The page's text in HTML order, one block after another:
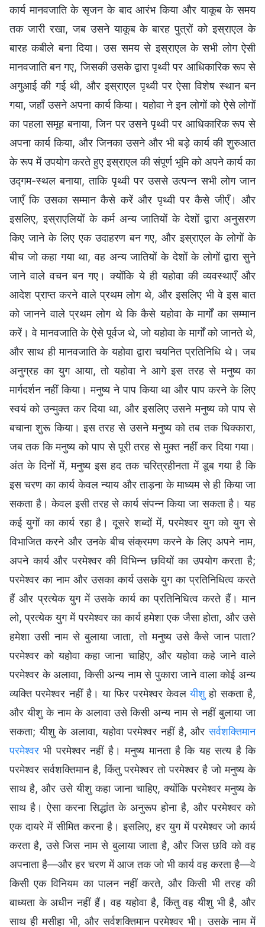
कार्य मानवजाति के सृजन के बाद आरंभ किया और याकूब के समय
तक जारी रखा, जब उसने याकूब के बारह पुत्रों को इस्राएल के
बारह कबीले बना दिया। उस समय से इस्राएल के सभी लोग ऐसी
मानवजाति बन गए, जिसकी उसके द्वारा पृथ्वी पर आधिकारिक रूप से
अगुआई की गई थी, और इस्राएल पृथ्वी पर ऐसा विशेष स्थान बन
गया, जहाँ उसने अपना कार्य किया। यहोवा ने इन लोगों को ऐसे लोगों
का पहला समूह बनाया, जिन पर उसने पृथ्वी पर आधिकारिक रूप से
अपना कार्य किया, और जिनका उसने और भी बड़े कार्य की शुरुआत
के रूप में उपयोग करते हुए इस्राएल की संपूर्ण भूमि को अपने कार्य का
उद्गम-स्थल बनाया, ताकि पृथ्वी पर उससे उत्पन्न सभी लोग जान
जाएँ कि उसका सम्मान कैसे करें और पृथ्वी पर कैसे जीएँ। और
इसलिए, इस्राएलियों के कर्म अन्य जातियों के देशों द्वारा अनुसरण
किए जाने के लिए एक उदाहरण बन गए, और इस्राएल के लोगों के
बीच जो कहा गया था, वह अन्य जातियों के देशों के लोगों द्वारा सुने
जाने वाले वचन बन गए। क्योंकि ये ही यहोवा की व्यवस्थाएँ और
आदेश प्राप्त करने वाले प्रथम लोग थे, और इसलिए भी वे इस बात
को जानने वाले प्रथम लोग थे कि कैसे यहोवा के मार्गों का सम्मान
करें। वे मानवजाति के ऐसे पूर्वज थे, जो यहोवा के मार्गों को जानते थे,
और साथ ही मानवजाति के यहोवा द्वारा चयनित प्रतिनिधि थे। जब
अनुग्रह का युग आया, तो यहोवा ने आगे इस तरह से मनुष्य का
मार्गदर्शन नहीं किया। मनुष्य ने पाप किया था और पाप करने के लिए
स्वयं को उन्मुक्त कर दिया था, और इसलिए उसने मनुष्य को पाप से
बचाना शुरू किया। इस तरह से उसने मनुष्य को तब तक धिक्कारा,
जब तक कि मनुष्य को पाप से पूरी तरह से मुक्त नहीं कर दिया गया।
अंत के दिनों में, मनुष्य इस हद तक चरित्रहीनता में डूब गया है कि
इस चरण का कार्य केवल न्याय और ताड़ना के माध्यम से ही किया जा
सकता है। केवल इसी तरह से कार्य संपन्न किया जा सकता है। यह
कई युगों का कार्य रहा है। दूसरे शब्दों में, परमेश्वर युग को युग से
विभाजित करने और उनके बीच संक्रमण करने के लिए अपने नाम,
अपने कार्य और परमेश्वर की विभिन्न छवियों का उपयोग करता है;
परमेश्वर का नाम और उसका कार्य उसके युग का प्रतिनिधित्व करते
हैं और प्रत्येक युग में उसके कार्य का प्रतिनिधित्व करते हैं। मान
लो, प्रत्येक युग में परमेश्वर का कार्य हमेशा एक जैसा होता, और उसे
हमेशा उसी नाम से बुलाया जाता, तो मनुष्य उसे कैसे जान पाता?
परमेश्वर को यहोवा कहा जाना चाहिए, और यहोवा कहे जाने वाले
परमेश्वर के अलावा, किसी अन्य नाम से पुकारा जाने वाला कोई अन्य
व्यक्ति परमेश्वर नहीं है। या फिर परमेश्वर केवलयीशु हो सकता है,
और यीशु के नाम के अलावा उसे किसी अन्य नाम से नहीं बुलाया जा
सकता; यीशु के अलावा, यहोवा परमेश्वर नहीं है, औरसर्वशक्तिमान
परमेश्वर भी परमेश्वर नहीं है। मनुष्य मानता है कि यह सत्य है कि
परमेश्वर सर्वशक्तिमान है, किंतु परमेश्वर तो परमेश्वर है जो मनुष्य के
साथ है, और उसे यीशु कहा जाना चाहिए, क्योंकि परमेश्वर मनुष्य के
साथ है। ऐसा करना सिद्धांत के अनुरूप होना है, और परमेश्वर को
एक दायरे में सीमित करना है। इसलिए, हर युग में परमेश्वर जो कार्य
करता है, उसे जिस नाम से बुलाया जाता है, और जिस छवि को वह
अपनाता है—और हर चरण में आज तक जो भी कार्य वह करता है—वे
किसी एक विनियम का पालन नहीं करते, और किसी भी तरह की
बाध्यता के अधीन नहीं हैं। वह यहोवा है, किंतु वह यीशु भी है, और
साथ ही मसीहा भी, और सर्वशक्तिमान परमेश्वर भी। उसके नाम में